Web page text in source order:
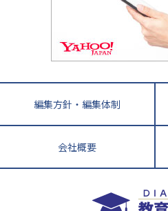
長崎県
鹿児島県 沖
教育ジャーナリストが徹底
編集方針・編集体制
会社概要